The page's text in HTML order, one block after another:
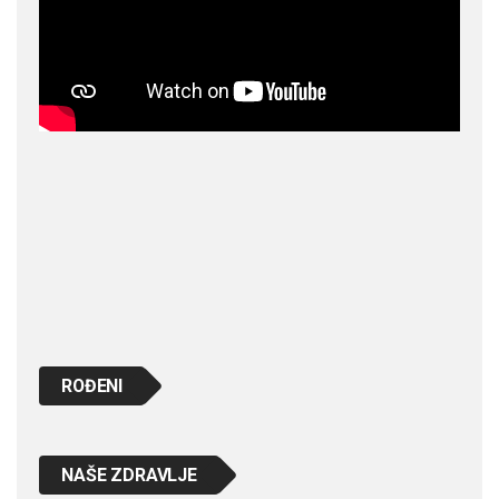
ROĐENI
NAŠE ZDRAVLJE